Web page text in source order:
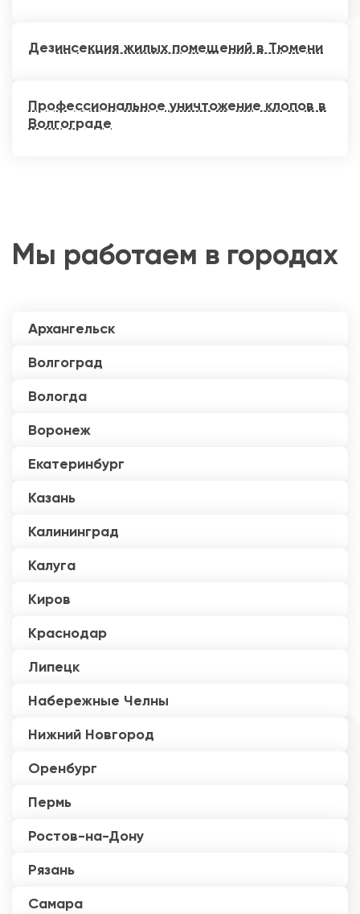
Дезинсекция жилых помещений в Тюмени
Профессиональное уничтожение клопов в
Волгограде
Мы работаем в городах
Архангельск
Волгоград
Вологда
Воронеж
Екатеринбург
Казань
Калининград
Калуга
Киров
Краснодар
Липецк
Набережные Челны
Нижний Новгород
Оренбург
Пермь
Ростов-на-Дону
Рязань
Самара